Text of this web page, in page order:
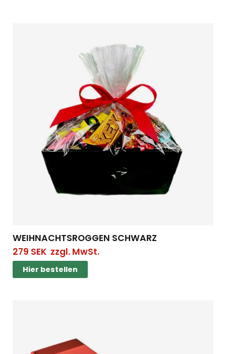
WEIHNACHTSROGGEN SCHWARZ
279 SEKzzgl. MwSt.
Hier bestellen